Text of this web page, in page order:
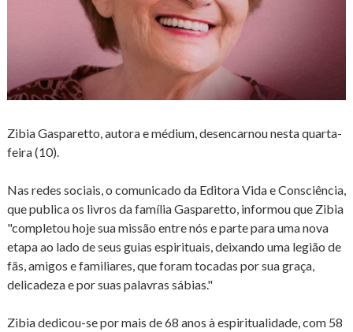
Zibia Gasparetto, autora e médium, desencarnou nesta quarta-
feira (10).
Nas redes sociais, o comunicado da Editora Vida e Consciência,
que publica os livros da família Gasparetto, informou que Zibia
"completou hoje sua missão entre nós e parte para uma nova
etapa ao lado de seus guias espirituais, deixando uma legião de
fãs, amigos e familiares, que foram tocadas por sua graça,
delicadeza e por suas palavras sábias."
Zibia dedicou-se por mais de 68 anos à espiritualidade, com 58